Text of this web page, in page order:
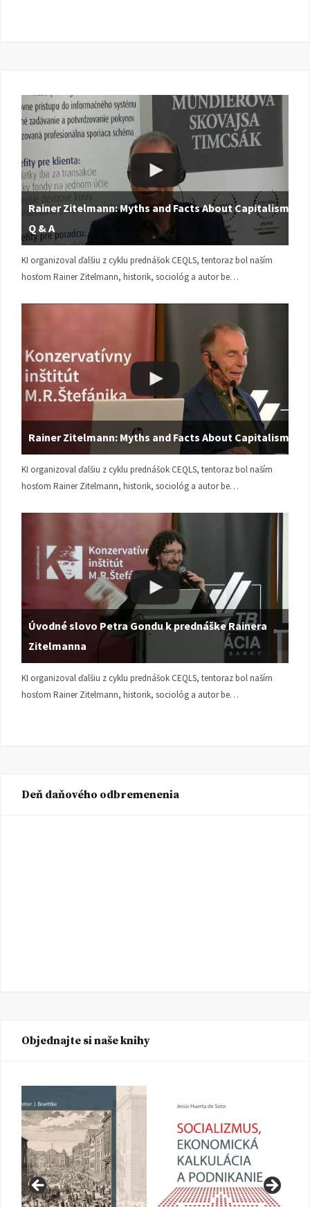
Rainer Zitelmann: Myths and Facts About Capitalism |
Q & A
KI organizoval ďalšiu z cyklu prednášok CEQLS, tentoraz bol naším
hosťom Rainer Zitelmann, historik, sociológ a autor be…
Rainer Zitelmann: Myths and Facts About Capitalism
KI organizoval ďalšiu z cyklu prednášok CEQLS, tentoraz bol naším
hosťom Rainer Zitelmann, historik, sociológ a autor be…
Úvodné slovo Petra Gondu k prednáške Rainera
Zitelmanna
KI organizoval ďalšiu z cyklu prednášok CEQLS, tentoraz bol naším
hosťom Rainer Zitelmann, historik, sociológ a autor be…
Deň daňového odbremenenia
Objednajte si naše knihy